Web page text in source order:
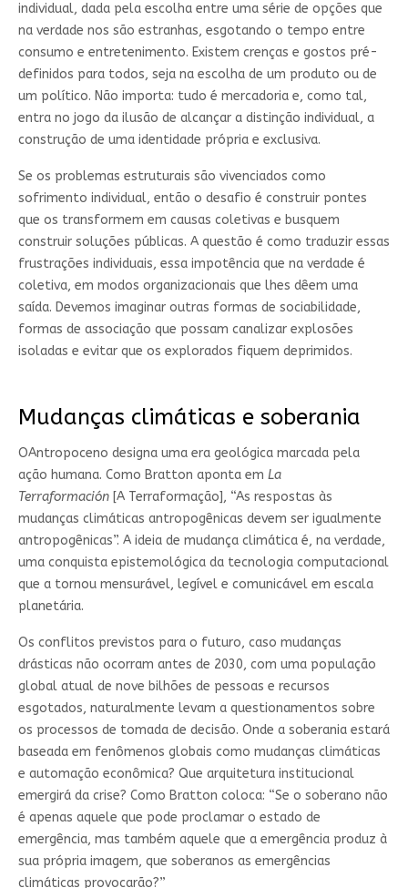
individual, dada pela escolha entre uma série de opções que
na verdade nos são estranhas, esgotando o tempo entre
consumo e entretenimento. Existem crenças e gostos pré-
definidos para todos, seja na escolha de um produto ou de
um político. Não importa: tudo é mercadoria e, como tal,
entra no jogo da ilusão de alcançar a distinção individual, a
construção de uma identidade própria e exclusiva.
Se os problemas estruturais são vivenciados como
sofrimento individual, então o desafio é construir pontes
que os transformem em causas coletivas e busquem
construir soluções públicas. A questão é como traduzir essas
frustrações individuais, essa impotência que na verdade é
coletiva, em modos organizacionais que lhes dêem uma
saída. Devemos imaginar outras formas de sociabilidade,
formas de associação que possam canalizar explosões
isoladas e evitar que os explorados fiquem deprimidos.
Mudanças climáticas e soberania
OAntropoceno designa uma era geológica marcada pela
ação humana. Como Bratton aponta em La
Terraformación [A Terraformação], “As respostas às
mudanças climáticas antropogênicas devem ser igualmente
antropogênicas”. A ideia de mudança climática é, na verdade,
uma conquista epistemológica da tecnologia computacional
que a tornou mensurável, legível e comunicável em escala
planetária.
Os conflitos previstos para o futuro, caso mudanças
drásticas não ocorram antes de 2030, com uma população
global atual de nove bilhões de pessoas e recursos
esgotados, naturalmente levam a questionamentos sobre
os processos de tomada de decisão. Onde a soberania estará
baseada em fenômenos globais como mudanças climáticas
e automação econômica? Que arquitetura institucional
emergirá da crise? Como Bratton coloca: “Se o soberano não
é apenas aquele que pode proclamar o estado de
emergência, mas também aquele que a emergência produz à
sua própria imagem, que soberanos as emergências
climáticas provocarão?”